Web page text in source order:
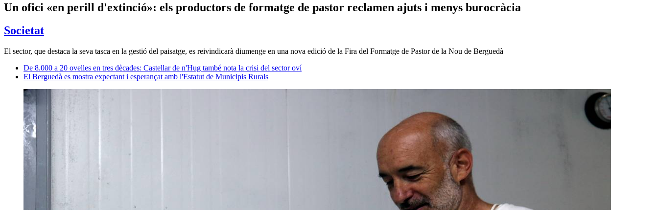
Un ofici «en perill d'extinció»: els productors de formatge de pastor reclamen ajuts i menys burocràcia
Societat
El sector, que destaca la seva tasca en la gestió del paisatge, es reivindicarà diumenge en una nova edició de la Fira del Formatge de Pastor de la Nou de Berguedà
De 8.000 a 20 ovelles en tres dècades: Castellar de n'Hug també nota la crisi del sector oví
El Berguedà es mostra expectant i esperançat amb l'Estatut de Municipis Rurals